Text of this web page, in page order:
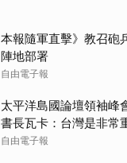
本報隨軍直擊》教召砲
陣地部署
自由電子報
太平洋島國論壇領袖峰
書長瓦卡：台灣是非常
自由電子報